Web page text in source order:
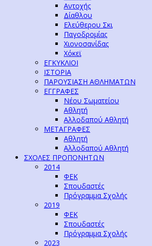
Αντοχής
Δίαθλου
Ελεύθερου Σκι
Παγοδρομίας
Χιονοσανίδας
Χόκεϊ
ΕΓΚΥΚΛΙΟΙ
ΙΣΤΟΡΙΑ
ΠΑΡΟΥΣΙΑΣΗ ΑΘΛΗΜΑΤΩΝ
ΕΓΓΡΑΦΕΣ
Νέου Σωματείου
Αθλητή
Αλλοδαπού Αθλητή
ΜΕΤΑΓΡΑΦΕΣ
Αθλητή
Αλλοδαπού Αθλητή
ΣΧΟΛΕΣ ΠΡΟΠΟΝΗΤΩΝ
2014
ΦΕΚ
Σπουδαστές
Πρόγραμμα Σχολής
2019
ΦΕΚ
Σπουδαστές
Πρόγραμμα Σχολής
2023